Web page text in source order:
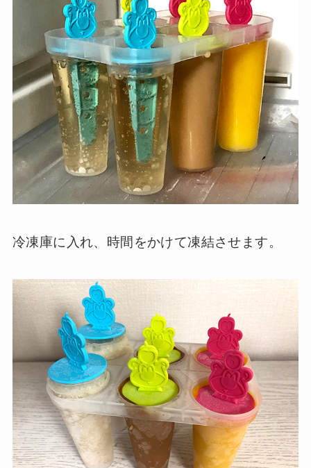
冷凍庫に入れ、時間をかけて凍結させます。